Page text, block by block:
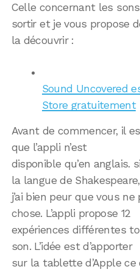
Celle concernant les
sortir et je vous propose
la découvrir :
Sound Uncovered
Store gratuitement
Avant de commencer, il
que l’appli n’est
disponible qu’en anglais.
la langue de Shakespeare,
j’ai bien peur que vous
chose. L’appli propose 12
expériences différentes
son. L’idée est d’apporter
sur la tablette d’Apple